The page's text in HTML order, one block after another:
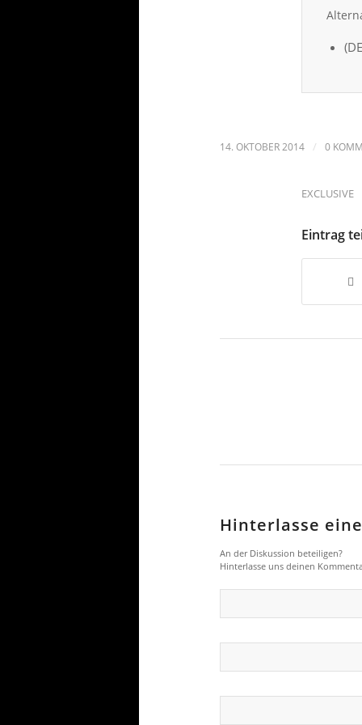
14. OKTOBER 2014 / 0
EXCLUSIVE
Eintrag
Hinterlasse
An der Diskussion beteiligen?
Hinterlasse uns deinen